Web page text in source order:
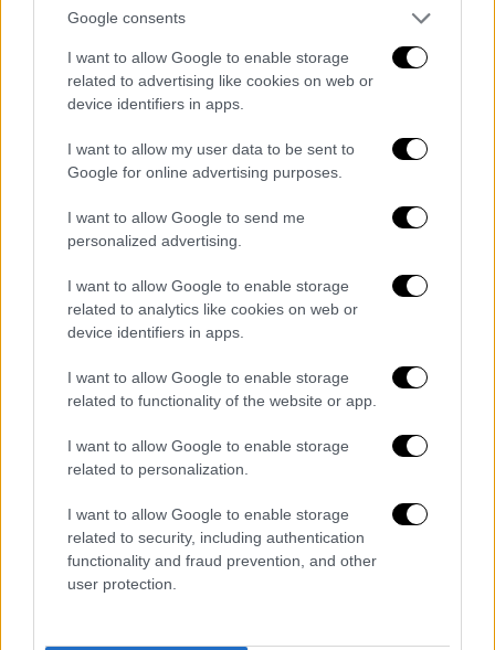
Google consents
I want to allow Google to enable storage
related to advertising like cookies on web or
device identifiers in apps.
I want to allow my user data to be sent to
Google for online advertising purposes.
I want to allow Google to send me
personalized advertising.
I want to allow Google to enable storage
related to analytics like cookies on web or
device identifiers in apps.
I want to allow Google to enable storage
related to functionality of the website or app.
I want to allow Google to enable storage
related to personalization.
I want to allow Google to enable storage
related to security, including authentication
functionality and fraud prevention, and other
user protection.
Δανία - «Breaking My Heart» (Reiley)
Αρμενία - «Future Lover» (Brunette)
Ρουμανία - «D.G.T. (On and Off)» (Theodor
Andrei)
Εσθονία - «Bridges» (Alika)
Βέλγιο - «Because of You» (Gustaph)
Κύπρος - «Break a Broken Heart» (Andrew
Lambrou)
Ελλάδα - «What They Say» (Victor Vernicos)
Πολωνία - «Solo» (Blanka)
Σλοβενία - «Carpe Diem» (Joker Out)
Γεωργία - «Echo» (Iru)
Άγιος Μαρίνος - «Like an Animal» (Piqued
Αυστρία - «Who the Hell is Edgar?» (Teya &
Αλβανία - «Duje» (Albina & Familja Kelmendi)
Λιθουανία - «Stay» (Monika Linkyte)
Αυστραλία - «Promise» (Voyager)